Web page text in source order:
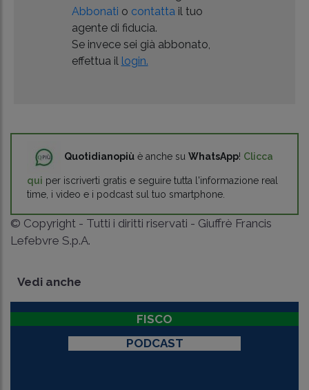
Abbonati o contattail tuo
agente di fiducia.
Se invece sei già abbonato,
effettua il login.
Quotidianopiù è anche su WhatsApp! Clicca
qui per iscriverti gratis e seguire tutta l'informazione real
time, i video e i podcast sul tuo smartphone.
© Copyright - Tutti i diritti riservati - Giuffrè Francis
Lefebvre S.p.A.
Vedi anche
FISCO
PODCAST